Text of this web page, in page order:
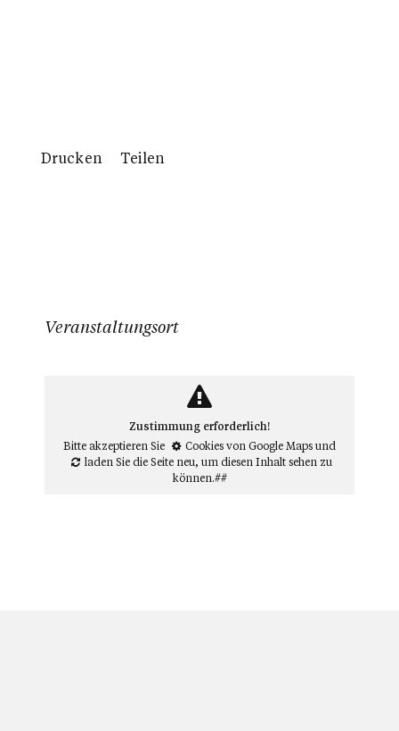
Drucken Teilen
Veranstaltungsort
Zustimmung erforderlich!
Bitte akzeptieren Sie
Cookies von Google Mapsund
laden Sie die Seite neu, um diesen Inhalt sehen zu
können.##